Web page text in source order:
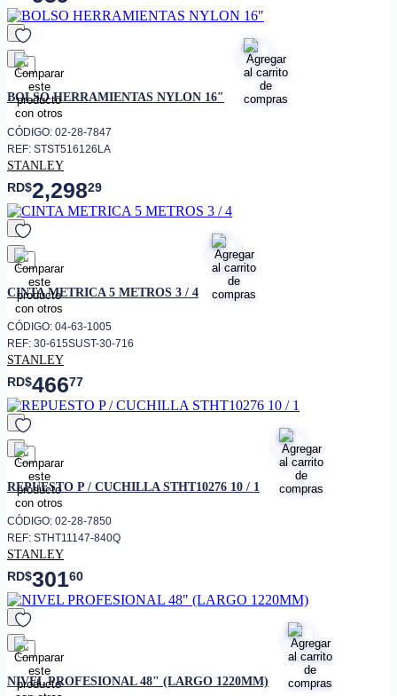
favorito
BOLSO HERRAMIENTAS NYLON 16″
CÓDIGO: 02-28-7847
REF: STST516126LA
STANLEY
RD$2,29829
favorito
CINTA METRICA 5 METROS 3 / 4
CÓDIGO: 04-63-1005
REF: 30-615SUST-30-716
STANLEY
RD$46677
favorito
REPUESTO P / CUCHILLA STHT10276 10 / 1
CÓDIGO: 02-28-7850
REF: STHT11147-840Q
STANLEY
RD$30160
favorito
NIVEL PROFESIONAL 48" (LARGO 1220MM)